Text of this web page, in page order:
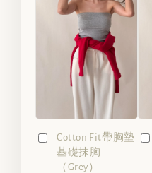
Cotton Fit帶胸墊
基礎抹胸
（Grey）